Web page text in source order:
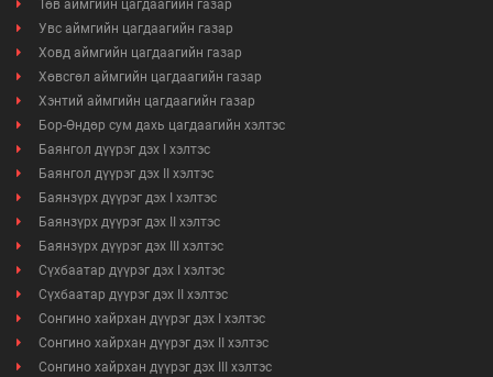
Төв аймгийн цагдаагийн газар
Увс аймгийн цагдаагийн газар
Ховд аймгийн цагдаагийн газар
Хөвсгөл аймгийн цагдаагийн газар
Хэнтий аймгийн цагдаагийн газар
Бор-Өндөр сум дахь цагдаагийн хэлтэс
Баянгол дүүрэг дэх I хэлтэс
Баянгол дүүрэг дэх II хэлтэс
Баянзүрх дүүрэг дэх I хэлтэс
Баянзүрх дүүрэг дэх II хэлтэс
Баянзүрх дүүрэг дэх III хэлтэс
Сүхбаатар дүүрэг дэх I хэлтэс
Сүхбаатар дүүрэг дэх II хэлтэс
Сонгино хайрхан дүүрэг дэх I хэлтэс
Сонгино хайрхан дүүрэг дэх II хэлтэс
Сонгино хайрхан дүүрэг дэх III хэлтэс